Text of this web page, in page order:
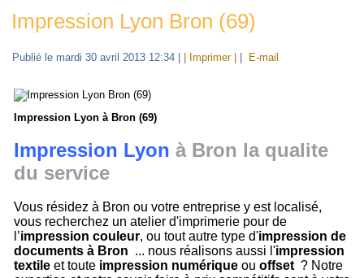
Impression Lyon Bron (69)
Publié le mardi 30 avril 2013 12:34 | Imprimer | E-mail
Impression Lyon à Bron (69)
Impression Lyon à Bron la qualite
du service
Vous résidez à Bron ou votre entreprise y est localisé,
vous recherchez un atelier d'imprimerie pour de
l’impression couleur, ou tout autre type d'impression de
documents à Bron ... nous réalisons aussi l'impression
textileet toute impression numériqueou offset ? Notre